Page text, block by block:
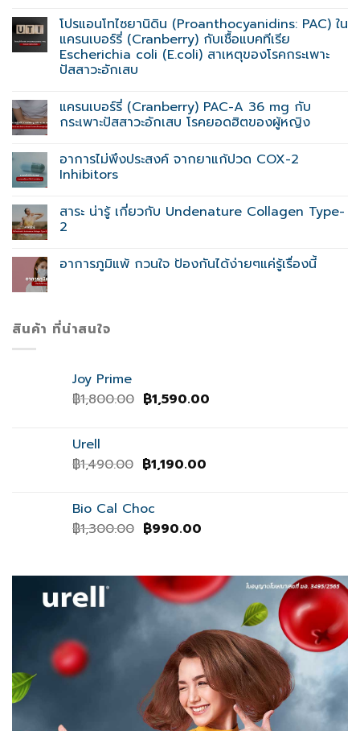
โปรแอนโทไซยานิดิน (Proanthocyanidins: PAC) ใน
แครนเบอร์รี่ (Cranberry) กับเชื้อแบคทีเรีย
Escherichia coli (E.coli) สาเหตุของโรคกระเพาะ
ปัสสาวะอักเสบ
แครนเบอร์รี่ (Cranberry) PAC-A 36 mg กับ
กระเพาะปัสสาวะอักเสบ โรคยอดฮิตของผู้หญิง
อาการไม่พึงประสงค์ จากยาแก้ปวด COX-2
Inhibitors
สาระ น่ารู้ เกี่ยวกับ Undenature Collagen Type-
2
อาการภูมิแพ้ กวนใจ ป้องกันได้ง่ายๆแค่รู้เรื่องนี้
สินค้า ที่น่าสนใจ
Joy Prime
฿1,800.00 Original
฿1,590.00Current
Urell
฿1,490.00 Original
฿1,490.00.
฿1,190.00Current
Bio Cal Choc
฿1,300.00 Original
฿1,300.00.
฿990.00Current
฿990.00.